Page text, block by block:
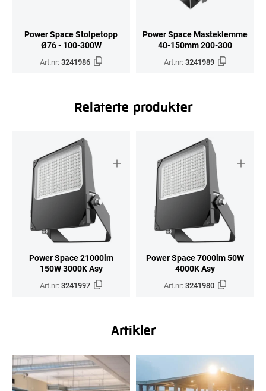
Power Space Stolpetopp
Ø76 - 100-300W
Art.nr:3241986
Power Space Masteklemme
40-150mm 200-300
Art.nr:3241989
Relaterte produkter
Power Space 21000lm
150W 3000K Asy
Art.nr:3241997
Power Space 7000lm 50W
4000K Asy
Art.nr:3241980
Artikler